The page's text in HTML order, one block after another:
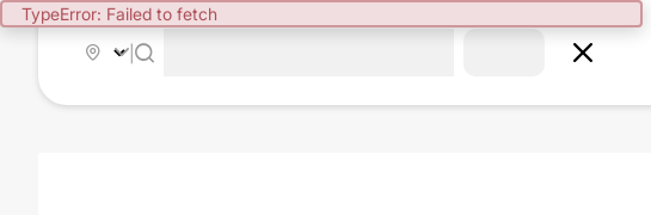
TypeError: Failed to fetch